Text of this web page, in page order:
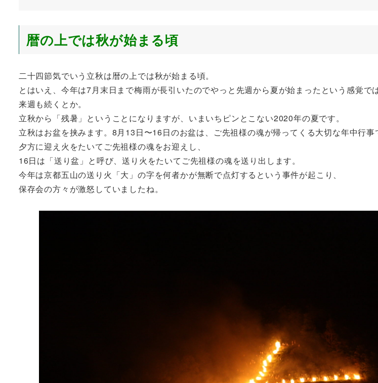
暦の上では秋が始まる頃
二十四節気でいう立秋は暦の上では秋が始まる頃。
とはいえ、今年は7月末日まで梅雨が長引いたのでやっと先週から夏が始まったという感覚で
来週も続くとか。
立秋から「残暑」ということになりますが、いまいちピンとこない2020年の夏です。
立秋はお盆を挟みます。8月13日〜16日のお盆は、ご先祖様の魂が帰ってくる大切な年中行
夕方に迎え火をたいてご先祖様の魂をお迎えし、
16日は「送り盆」と呼び、送り火をたいてご先祖様の魂を送り出します。
今年は京都五山の送り火「大」の字を何者かが無断で点灯するという事件が起こり、
保存会の方々が激怒していましたね。